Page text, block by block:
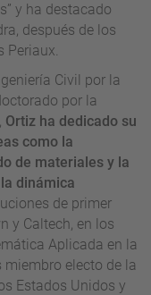
y ha destacado
después de los
Periaux.
Civil por la
por la
Ortiz ha dedicado su
como la
de materiales y la
dinámica
de primer
y Caltech, en los
Aplicada en la
miembro electo de la
Estados Unidos y